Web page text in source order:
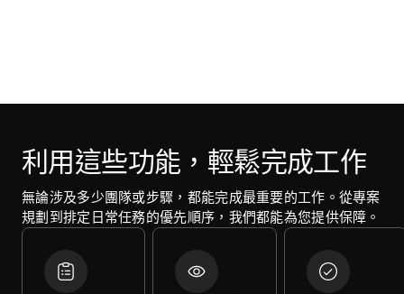
利用這些功能，輕鬆完成工作
無論涉及多少團隊或步驟，都能完成最重要的工作。從專案
規劃到排定日常任務的優先順序，我們都能為您提供保障。